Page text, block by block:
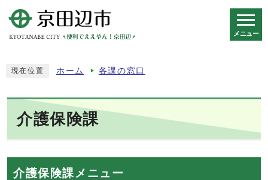
メニュー
現在位置 ホーム 各課の窓口
介護保険課
介護保険課メニュー